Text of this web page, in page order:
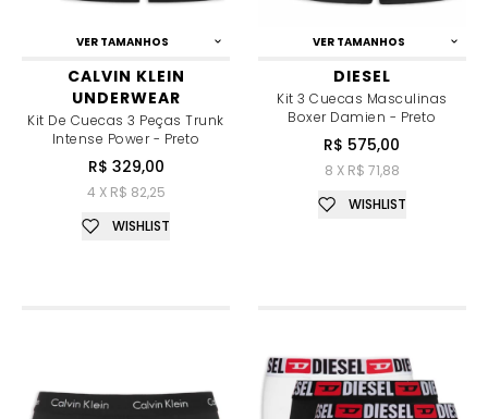
VER TAMANHOS
CALVIN KLEIN
UNDERWEAR
Kit De Cuecas 3 Peças Trunk
Intense Power - Preto
R$ 329,00
4 X R$ 82,25
WISHLIST
VER TAMANHOS
DIESEL
Kit 3 Cuecas Masculinas
Boxer Damien - Preto
R$ 575,00
8 X R$ 71,88
WISHLIST